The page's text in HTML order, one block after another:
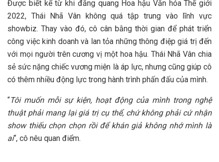
Được biết kể từ khi đăng quang Hoa hậu Văn hóa Thế giới
2022, Thái Nhã Vân không quá tập trung vào lĩnh vực
showbiz. Thay vào đó, cô cân bằng thời gian để phát triển
công việc kinh doanh và lan tỏa những thông điệp giá trị đến
với mọi người trên cương vị một hoa hậu. Thái Nhã Vân chia
sẻ sức nặng chiếc vương miện là áp lực, nhưng cũng giúp cô
có thêm nhiều động lực trong hành trình phấn đấu của mình.
“Tôi muốn mỗi sự kiện, hoạt động của mình trong nghệ
thuật phải mang lại giá trị cụ thể, chứ không phải cứ nhận
show thiếu chọn chọn rồi để khán giả không nhớ mình là
ai“, cô nêu quan điểm.